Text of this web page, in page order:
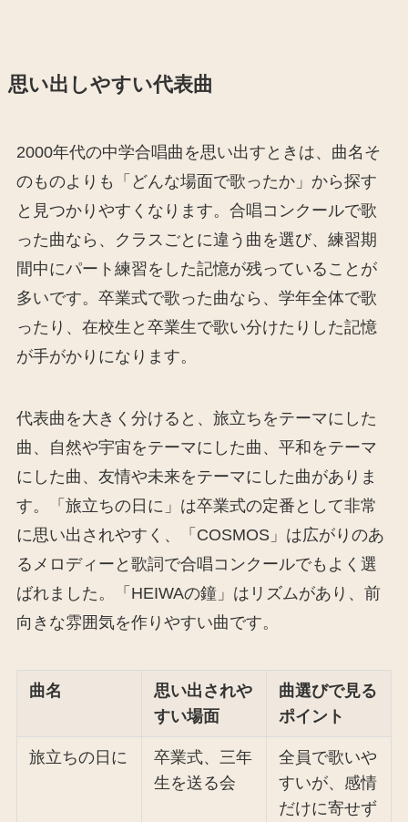
思い出しやすい代表曲
2000年代の中学合唱曲を思い出すときは、曲名そ
のものよりも「どんな場面で歌ったか」から探す
と見つかりやすくなります。合唱コンクールで歌
った曲なら、クラスごとに違う曲を選び、練習期
間中にパート練習をした記憶が残っていることが
多いです。卒業式で歌った曲なら、学年全体で歌
ったり、在校生と卒業生で歌い分けたりした記憶
が手がかりになります。
代表曲を大きく分けると、旅立ちをテーマにした
曲、自然や宇宙をテーマにした曲、平和をテーマ
にした曲、友情や未来をテーマにした曲がありま
す。「旅立ちの日に」は卒業式の定番として非常
に思い出されやすく、「COSMOS」は広がりのあ
るメロディーと歌詞で合唱コンクールでもよく選
ばれました。「HEIWAの鐘」はリズムがあり、前
向きな雰囲気を作りやすい曲です。
曲名
思い出されや
すい場面
曲選びで見る
ポイント
旅立ちの日に
卒業式、三年
生を送る会
全員で歌いや
すいが、感情
だけに寄せず